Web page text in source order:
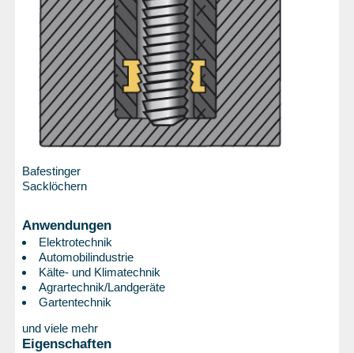
Bafestinger
Sacklöchern
Anwendungen
Elektrotechnik
Automobilindustrie
Kälte- und Klimatechnik
Agrartechnik/Landgeräte
Gartentechnik
und viele mehr
Eigenschaften